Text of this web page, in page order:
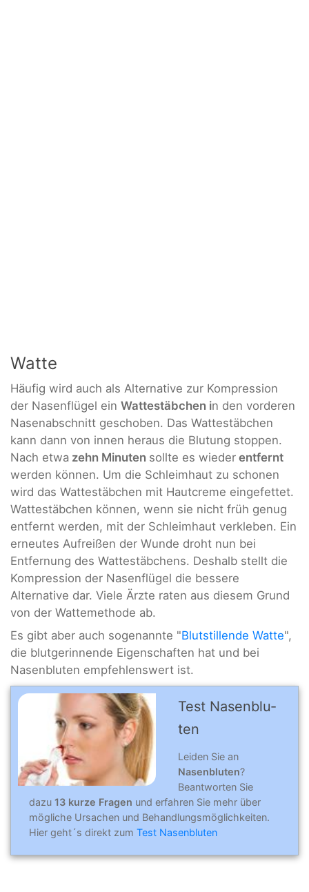
Watte
Häufig wird auch als Alternative zur Kompression
der Nasenflügel ein Wattestäbchen in den vorderen
Nasenabschnitt geschoben. Das Wattestäbchen
kann dann von innen heraus die Blutung stoppen.
Nach etwa zehn Minuten sollte es wieder entfernt
werden können. Um die Schleimhaut zu schonen
wird das Wattestäbchen mit Hautcreme eingefettet.
Wattestäbchen können, wenn sie nicht früh genug
entfernt werden, mit der Schleimhaut verkleben. Ein
erneutes Aufreißen der Wunde droht nun bei
Entfernung des Wattestäbchens. Deshalb stellt die
Kompression der Nasenflügel die bessere
Alternative dar. Viele Ärzte raten aus diesem Grund
von der Wattemethode ab.
Es gibt aber auch sogenannte "Blutstillende Watte",
die blutgerinnende Eigenschaften hat und bei
Nasenbluten empfehlenswert ist.
Test Nasenblu­
ten
Leiden Sie an
Nasenbluten?
Beantworten Sie
dazu 13 kurze Fragen und erfahren Sie mehr über
mögliche Ursachen und Behandlungsmöglichkeiten.
Hier geht´s direkt zum Test Nasenbluten